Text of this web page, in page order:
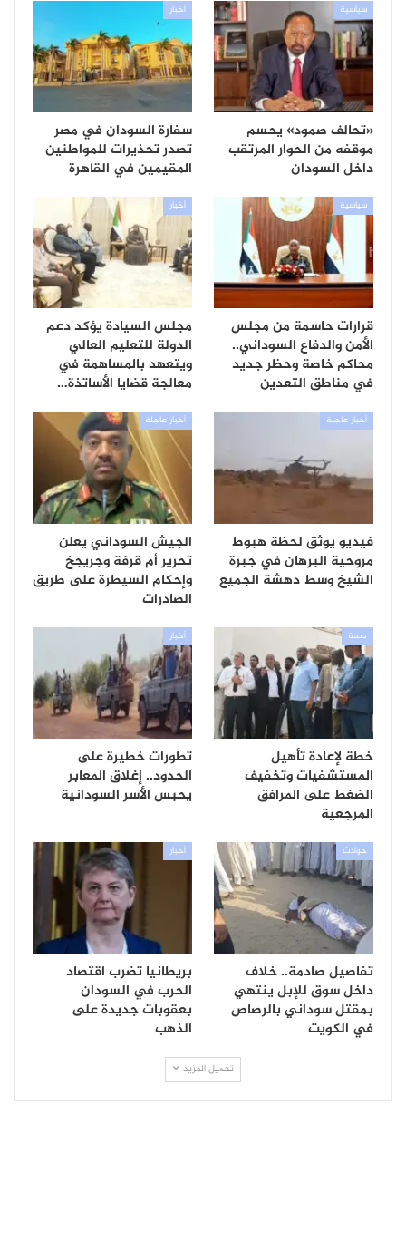
سياسية
«تحالف صمود» يحسم
موقفه من الحوار المرتقب
داخل السودان
أخبار
سفارة السودان في مصر
تصدر تحذيرات للمواطنين
المقيمين في القاهرة
سياسية
قرارات حاسمة من مجلس
الأمن والدفاع السوداني..
محاكم خاصة وحظر جديد
في مناطق التعدين
أخبار
مجلس السيادة يؤكد دعم
الدولة للتعليم العالي
ويتعهد بالمساهمة في
معالجة قضايا الأساتذة…
أخبار عاجلة
فيديو يوثق لحظة هبوط
مروحية البرهان في جبرة
الشيخ وسط دهشة الجميع
أخبار عاجلة
الجيش السوداني يعلن
تحرير أم قرفة وجريجخ
وإحكام السيطرة على طريق
الصادرات
صحة
خطة لإعادة تأهيل
المستشفيات وتخفيف
الضغط على المرافق
المرجعية
أخبار
تطورات خطيرة على
الحدود.. إغلاق المعابر
يحبس الأسر السودانية
حوادث
تفاصيل صادمة.. خلاف
داخل سوق للإبل ينتهي
بمقتل سوداني بالرصاص
في الكويت
أخبار
بريطانيا تضرب اقتصاد
الحرب في السودان
بعقوبات جديدة على
الذهب
تحميل المزيد